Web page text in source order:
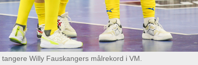
Willy Fauskangers målrekord i VM.